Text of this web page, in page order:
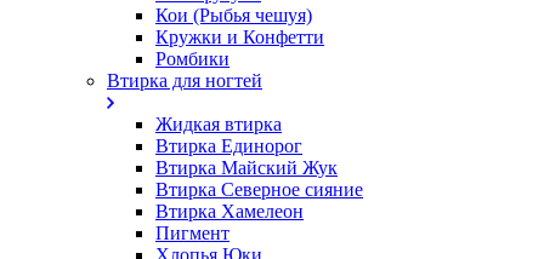
Кои (Рыбья чешуя)
Кружки и Конфетти
Ромбики
Втирка для ногтей
Жидкая втирка
Втирка Единорог
Втирка Майский Жук
Втирка Северное сияние
Втирка Хамелеон
Пигмент
Хлопья Юки